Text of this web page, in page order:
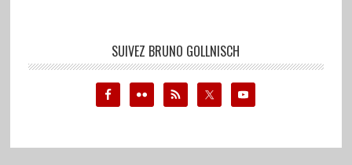
SUIVEZ BRUNO GOLLNISCH